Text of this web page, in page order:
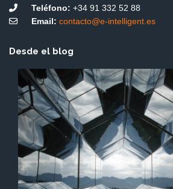
Teléfono: +34 91 332 52 88
Email: contacto@e-intelligent.es
Desde el blog